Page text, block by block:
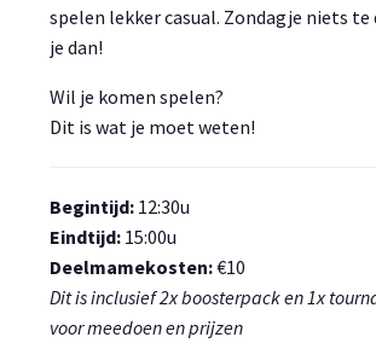
spelen lekker casual. Zondagje niets te
je dan!
Wil je komen spelen?
Dit is wat je moet weten!
Begintijd: 12:30u
Eindtijd: 15:00u
Deelmamekosten:€10
Dit is inclusief 2x boosterpack en 1x
voor meedoen en prijzen